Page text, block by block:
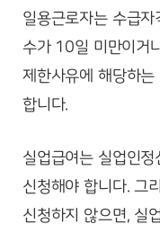
일용근로자는 수급
수가 10일 미만이거
제한사유에 해당하
합니다.
실업급여는 실업인
신청해야 합니다. 그
신청하지 않으면, 실